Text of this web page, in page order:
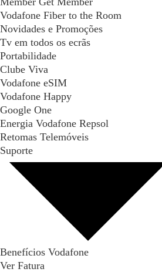
Vodafone Fiber to the Room
Novidades e Promoções
Tv em todos os ecrãs
Portabilidade
Clube Viva
Vodafone eSIM
Vodafone Happy
Google One
Energia Vodafone Repsol
Retomas Telemóveis
Suporte
Benefícios Vodafone
Ver Fatura